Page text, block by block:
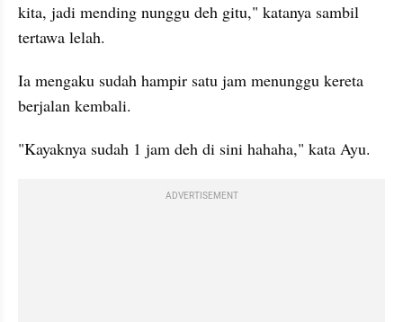
kita, jadi mending nunggu deh gitu," katanya sambil
tertawa lelah.
Ia mengaku sudah hampir satu jam menunggu kereta
berjalan kembali.
"Kayaknya sudah 1 jam deh di sini hahaha," kata Ayu.
ADVERTISEMENT